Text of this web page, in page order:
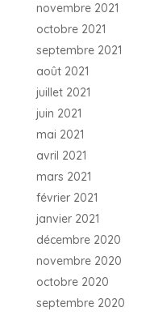
novembre 2021
octobre 2021
septembre 2021
août 2021
juillet 2021
juin 2021
mai 2021
avril 2021
mars 2021
février 2021
janvier 2021
décembre 2020
novembre 2020
octobre 2020
septembre 2020